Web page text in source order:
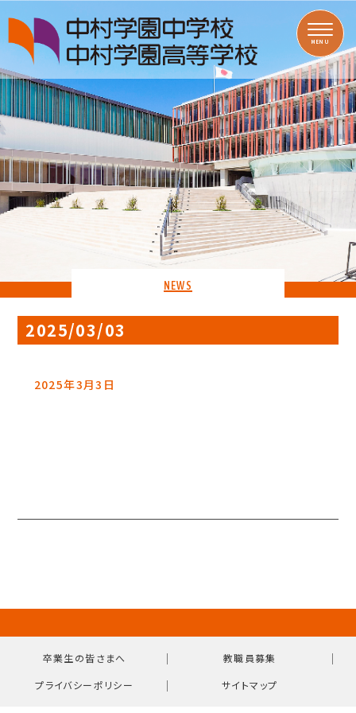
MENU
NEWS
2025/03/03
2025年3月3日
卒業生の皆さまへ ｜ 教職員募集 ｜
プライバシーポリシー ｜ サイトマップ